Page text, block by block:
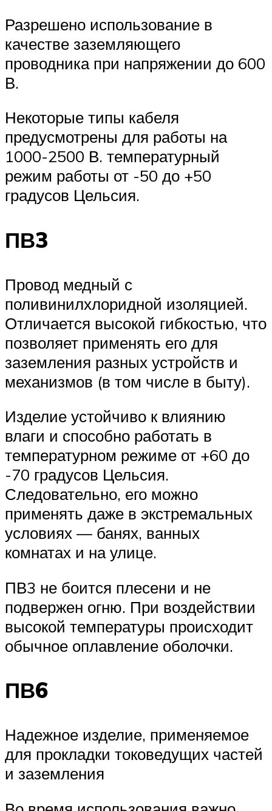
Разрешено использование в
качестве заземляющего
проводника при напряжении до 600
В.
Некоторые типы кабеля
предусмотрены для работы на
1000-2500 В. температурный
режим работы от -50 до +50
градусов Цельсия.
ПВ3
Провод медный с
поливинилхлоридной изоляцией.
Отличается высокой гибкостью, что
позволяет применять его для
заземления разных устройств и
механизмов (в том числе в быту).
Изделие устойчиво к влиянию
влаги и способно работать в
температурном режиме от +60 до
-70 градусов Цельсия.
Следовательно, его можно
применять даже в экстремальных
условиях — банях, ванных
комнатах и на улице.
ПВ3 не боится плесени и не
подвержен огню. При воздействии
высокой температуры происходит
обычное оплавление оболочки.
ПВ6
Надежное изделие, применяемое
для прокладки токоведущих частей
и заземления